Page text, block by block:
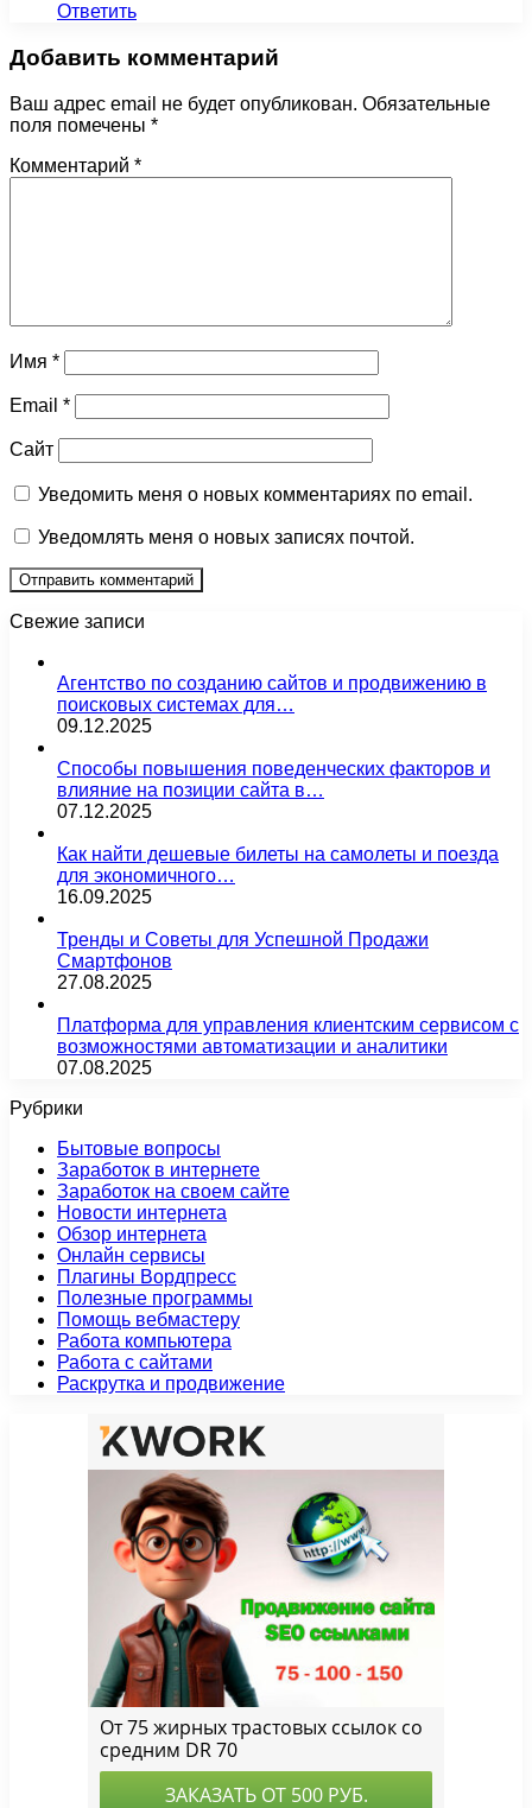
Ответить
Добавить комментарий
Ваш адрес email не будет опубликован. Обязательные
поля помечены *
Комментарий *
Имя *
Email *
Сайт
Уведомить меня о новых комментариях по email.
Уведомлять меня о новых записях почтой.
Свежие записи
Агентство по созданию сайтов и продвижению в
поисковых системах для…
09.12.2025
Способы повышения поведенческих факторов и
влияние на позиции сайта в…
07.12.2025
Как найти дешевые билеты на самолеты и поезда
для экономичного…
16.09.2025
Тренды и Советы для Успешной Продажи
Смартфонов
27.08.2025
Платформа для управления клиентским сервисом с
возможностями автоматизации и аналитики
07.08.2025
Рубрики
Бытовые вопросы
Заработок в интернете
Заработок на своем сайте
Новости интернета
Обзор интернета
Онлайн сервисы
Плагины Вордпресс
Полезные программы
Помощь вебмастеру
Работа компьютера
Работа с сайтами
Раскрутка и продвижение